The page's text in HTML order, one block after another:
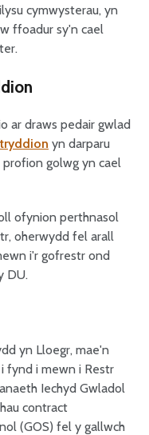
cymwysterau, yn
ffoadur sy'n cael
ar draws pedair gwlad
yn darparu
profion golwg yn cael
ofynion perthnasol
oherwydd fel arall
i'r gofrestr ond
DU.
yn Lloegr, mae'n
fynd i mewn i Restr
Iechyd Gwladol
contract
(GOS) fel y gallwch